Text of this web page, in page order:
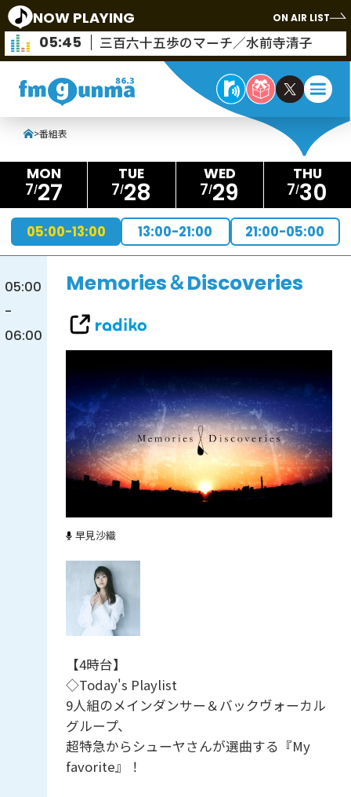
NOW PLAYING ON AIR LIST
05:45 三百六十五歩のマーチ／水前寺清子
>番組表
7 27 7 28 7 29 7 30
05:00-13:00 13:00-21:00 21:00-05:00
05:00
-
06:00
Memories＆Discoveries
早見沙織
【4時台】
◇Today's Playlist
9人組のメインダンサー＆バックヴォーカル
グループ、
超特急からシューヤさんが選曲する『My
favorite』！